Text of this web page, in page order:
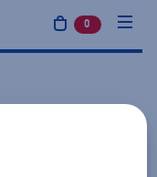
0 tuotetta